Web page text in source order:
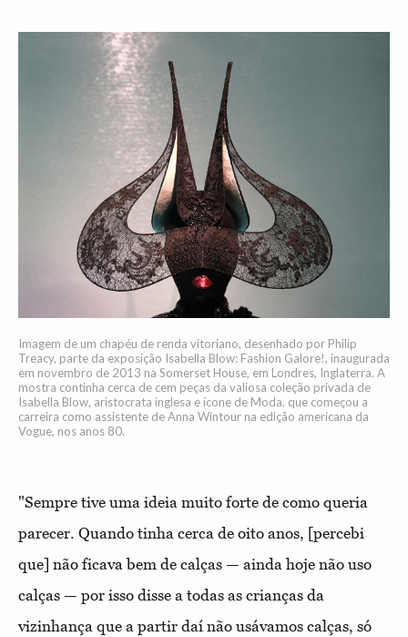
Imagem de um chapéu de renda vitoriano, desenhado por Philip
Treacy, parte da exposição Isabella Blow: Fashion Galore!, inaugurada
em novembro de 2013 na Somerset House, em Londres, Inglaterra. A
mostra continha cerca de cem peças da valiosa coleção privada de
Isabella Blow, aristocrata inglesa e ícone de Moda, que começou a
carreira como assistente de Anna Wintour na edição americana da
Vogue, nos anos 80.
"Sempre tive uma ideia muito forte de como queria
parecer. Quando tinha cerca de oito anos, [percebi
que] não ficava bem de calças — ainda hoje não uso
calças — por isso disse a todas as crianças da
vizinhança que a partir daí não usávamos calças, só